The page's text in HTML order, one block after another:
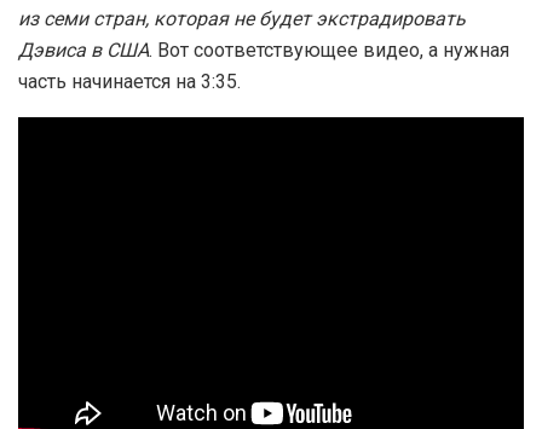
из семи стран, которая не будет экстрадировать
Дэвиса в США. Вот соответствующее видео, а нужная
часть начинается на 3:35.